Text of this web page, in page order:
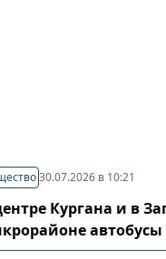
30.07.2026 в 10:21
Кургана и в